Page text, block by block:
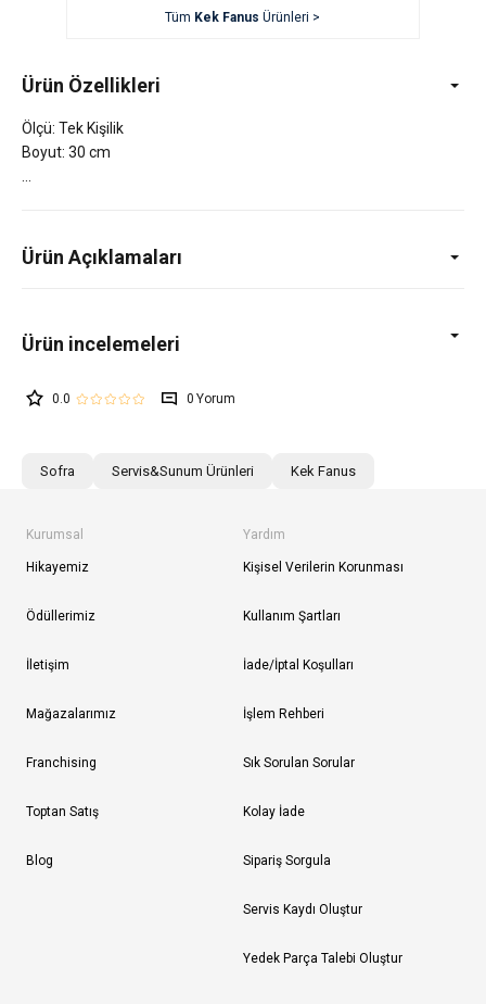
Tüm Kek Fanus Ürünleri >
Ürün Özellikleri
Ölçü: Tek Kişilik
Boyut: 30 cm
Ürün Açıklamaları
0.0 0
Sofra Servis&Sunum Ürünleri Kek Fanus
Kurumsal
Hikayemiz
Ödüllerimiz
İletişim
Mağazalarımız
Franchising
Toptan Satış
Blog
Yardım
Kişisel Verilerin Korunması
Kullanım Şartları
İade/İptal Koşulları
İşlem Rehberi
Sık Sorulan Sorular
Kolay İade
Sipariş Sorgula
Servis Kaydı Oluştur
Yedek Parça Talebi Oluştur